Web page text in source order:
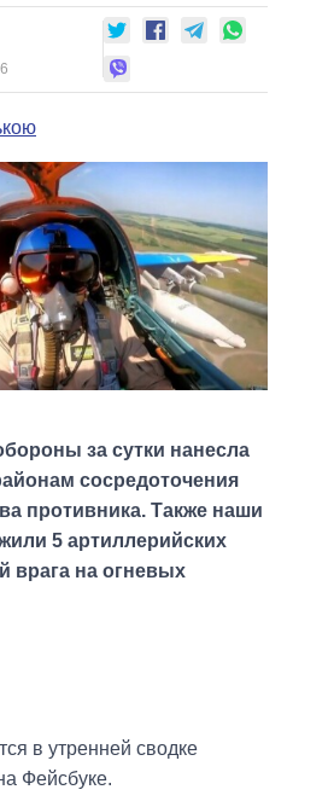
ПОДДЕРЖАТЬ
ПОЛИТИКОВ
за сутки нанесла
сосредоточения
противника. Также наши
5 артиллерийских
врага на огневых
в утренней сводке
Фейсбуке.